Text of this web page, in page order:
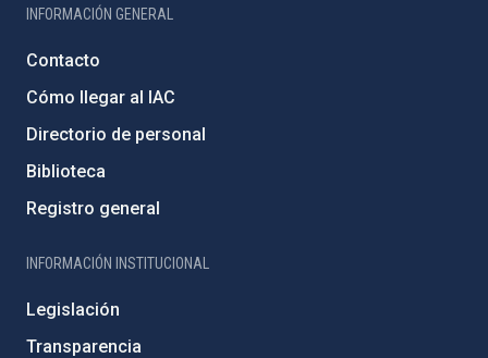
INFORMACIÓN GENERAL
Contacto
Cómo llegar al IAC
Directorio de personal
Biblioteca
Registro general
INFORMACIÓN INSTITUCIONAL
Legislación
Transparencia